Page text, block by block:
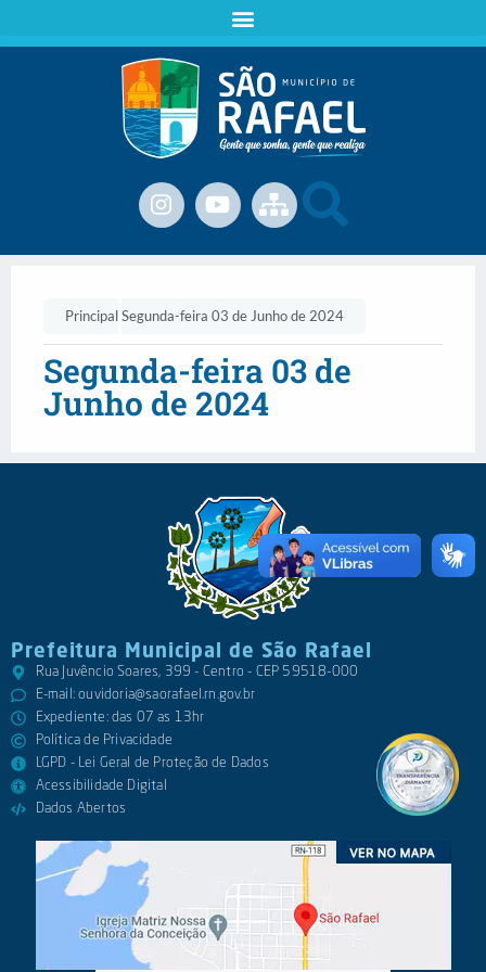
PrincipalSegunda-feira 03 de Junho de 2024
Segunda-feira 03 de
Junho de 2024
Prefeitura Municipal de São Rafael
Rua Juvêncio Soares, 399 - Centro - CEP 59518-000
E-mail:ouvidoria@saorafael.rn.gov.br
Expediente: das 07 as 13hr
Política de Privacidade
LGPD - Lei Geral de Proteção de Dados
Acessibilidade Digital
Dados Abertos